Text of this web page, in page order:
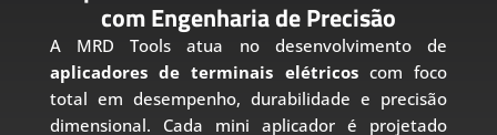
com Engenharia de Precisão
A MRD Tools atua no desenvolvimento de
aplicadores de terminais elétricoscom foco
total em desempenho, durabilidade e precisão
dimensional. Cada mini aplicador é projetado